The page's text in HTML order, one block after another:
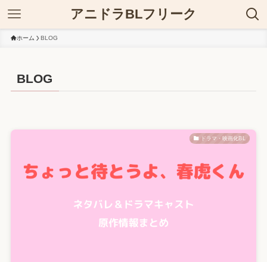
アニドラBLフリーク
ホーム BLOG
BLOG
ドラマ・映画化BL